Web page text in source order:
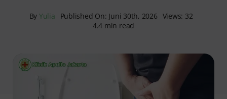
By Yulia Published On: Juni 30th, 2026 Views: 32
4.4 min read